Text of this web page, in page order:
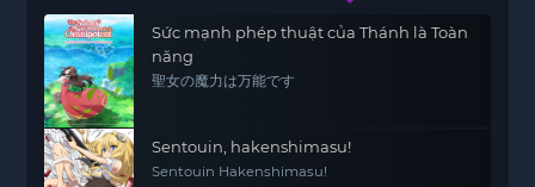
Sức mạnh phép thuật của Thánh là Toàn
năng
聖女の魔力は万能です
Sentouin, hakenshimasu!
Sentouin Hakenshimasu!